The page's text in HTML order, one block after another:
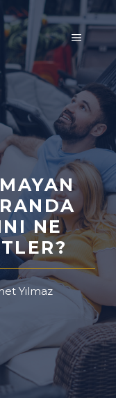
MENÜ
NE
Yılmaz